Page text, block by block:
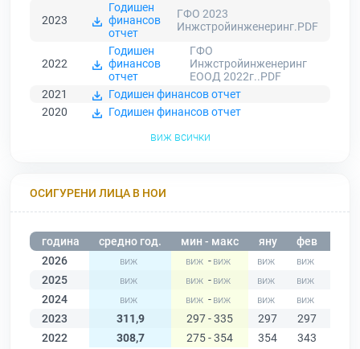
2023
Годишен
финансов
отчет
ГФО 2023
Инжстройинженеринг.PDF
2022
Годишен
финансов
отчет
ГФО
Инжстройинженеринг
ЕООД 2022г..PDF
2021
Годишен финансов отчет
2020
Годишен финансов отчет
виж всички
ОСИГУРЕНИ ЛИЦА В НОИ
година средно год. мин - макс яну фев
2026
-
2025
-
2024
-
2023
311,9 297 - 335 297 297
2022
308,7 275 - 354 354 343